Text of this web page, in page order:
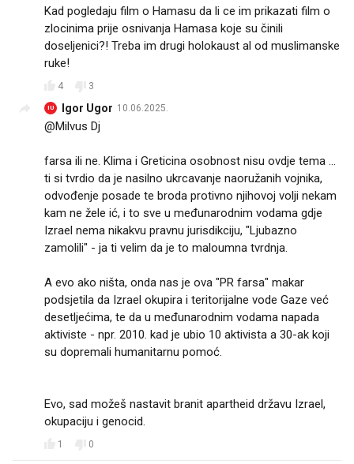
Kad pogledaju film o Hamasu da li ce im prikazati film o
zlocinima prije osnivanja Hamasa koje su činili
doseljenici?! Treba im drugi holokaust al od muslimanske
ruke!
4 3
IU Igor Ugor 10.06.2025.
@Milvus Dj
farsa ili ne. Klima i Greticina osobnost nisu ovdje tema ...
ti si tvrdio da je nasilno ukrcavanje naoružanih vojnika,
odvođenje posade te broda protivno njihovoj volji nekam
kam ne žele ić, i to sve u međunarodnim vodama gdje
Izrael nema nikakvu pravnu jurisdikciju, "Ljubazno
zamolili" - ja ti velim da je to maloumna tvrdnja.
A evo ako ništa, onda nas je ova "PR farsa" makar
podsjetila da Izrael okupira i teritorijalne vode Gaze već
desetljećima, te da u međunarodnim vodama napada
aktiviste - npr. 2010. kad je ubio 10 aktivista a 30-ak koji
su dopremali humanitarnu pomoć.
Evo, sad možeš nastavit branit apartheid državu Izrael,
okupaciju i genocid.
1 0